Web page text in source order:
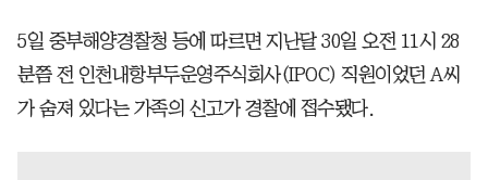
5일 중부해양경찰청 등에 따르면 지난달 30일 오전 11시 28
분쯤 전 인천내항부두운영주식회사(IPOC) 직원이었던 A씨
가 숨져 있다는 가족의 신고가 경찰에 접수됐다.